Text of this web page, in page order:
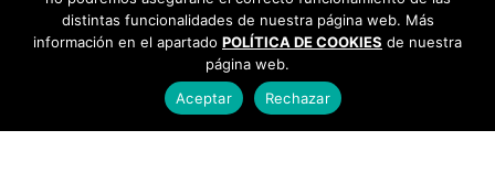
distintas funcionalidades de nuestra página web. Más
información en el apartado POLÍTICA DE COOKIES de nuestra
página web.
Aceptar
Rechazar